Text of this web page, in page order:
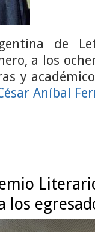
de
a los
y
Aníbal
los